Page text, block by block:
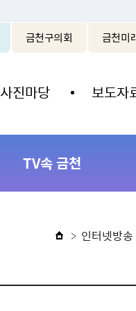
금천구의회 금천미
사진마당 보도자
TV속 금천
인터넷방송